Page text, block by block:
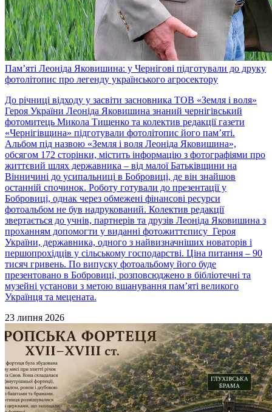
Пам’яті Леоніда Яковишина: у Чернігові підготували до друку
фотолітопис про легенду українського агросектору
До річниці відходу у засвіти засновника ТОВ «Земля і воля»
Героя України Леоніда Яковишина знаний чернігівський
фотомитець Микола Тищенко та колектив редакції газети
«Чернігівщина» підготували фотолітопис його пам’яті.
Альбом під назвою «Земля і воля Леоніда Яковишина»,
обсягом 172 сторінки, містить інформацію з фотографіями про
життєвий шлях державника – від малої Батьківщини на
Вінничині до усипальниці в Бобровиці, де він знайшов
останній спочинок. Роботу готували до презентації у
Бобровиці, однак через обмежені фінансові ресурси
фотоальбом не був надрукований. Колектив редакції
звертається до учнів, партнерів та друзів Леоніда Яковишина з
проханням допомогти у виданні фотожиттєпису Героя
України, державника, одного з найвизначніших новаторів і
першопрохідців у сільському господарстві. Ціна питання – 90
тисяч гривень. По випуску фотоальбому його буде
презентовано в Бобровиці, розповсюджено в бібліотечні та
музейні установи з метою вшанування пам’яті великого
Українця та мецената.
23 липня 2026